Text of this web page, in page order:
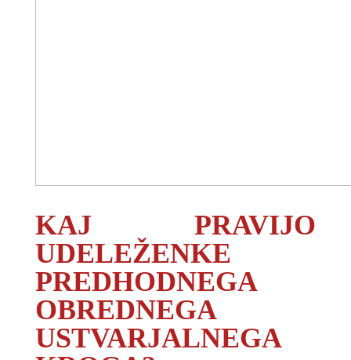
KAJ PRAVIJO
UDELEŽENKE
PREDHODNEGA
OBREDNEGA
USTVARJALNEGA